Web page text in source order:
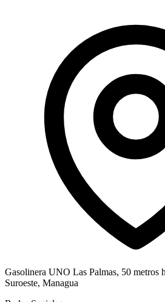
Gasolinera UNO Las Palmas, 50 metros
Suroeste, Managua